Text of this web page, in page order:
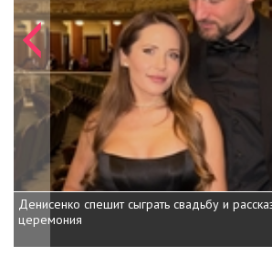
Денисенко спешит сыграть свадьбу и
церемония